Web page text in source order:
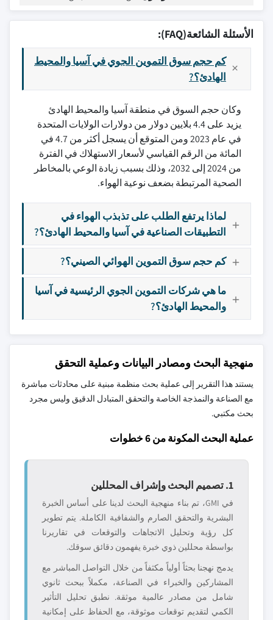
الأسئلة الشائعة(FAQ):
كم حجم سوق التموين الجوي في آسيا والمحيط
الهادئ؟?
وكان حجم السوق في منطقة آسيا والمحيط الهادئ
يزيد على 4.4 بلايين دولار من دولارات الولايات المتحدة
في عام 2023 ومن المتوقع أن يسجل أكثر من 4.7 في
المائة من الرقم القياسي لأسعار الاستهلاك في الفترة
من 2024 إلى 2032، وذلك بسبب زيادة الوعي بالمخاطر
الصحية المرتبطة بضعف نوعية الهواء.
لماذا يرتفع الطلب على تذبذب الهواء في
التطبيقات الصناعية في آسيا والمحيط الهادئ؟?
كم حجم سوق التموين الهوائي الصيني؟?
ما هي شركات التموين الجوي الرئيسية في آسيا
والمحيط الهادئ؟?
منهجية البحث ومصادر البيانات وعملية التحقق
يستند هذا التقرير إلى عملية بحث منظمة مبنية على محادثات مباشرة
مع الصناعة والنمذجة الخاصة والتحقق المتبادل الدقيق وليس مجرد
بحث مكتبي.
عملية البحث المكونة من 6 خطوات
1. تصميم البحث وإشراف المحللين
في GMI، تم بناء منهجية البحث لدينا على أساس الخبرة
البشرية والتحقق الصارم والشفافية الكاملة. يتم تطوير
كل رؤية وتحليل الاتجاهات والتوقعات في تقاريرنا
بواسطة محللين ذوي خبرة يفهمون دقائق سوقك.
يدمج نهجنا بحثاً أولياً مكثفاً من خلال التواصل المباشر مع
المشاركين والخبراء في الصناعة، مكملاً ببحث ثانوي
شامل من مصادر عالمية موثقة. نطبق تحليل التأثير
الكمي لتقديم توقعات موثوقة، مع الحفاظ على إمكانية